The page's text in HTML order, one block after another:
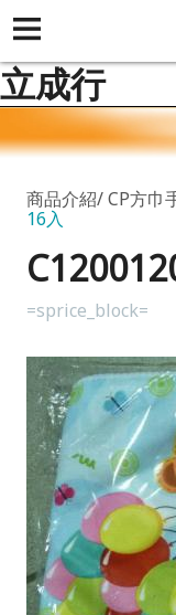
立成行
商品介紹 CP方巾
16入
=sprice_block=